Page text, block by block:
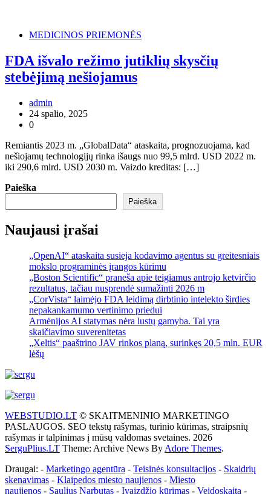
MEDICINOS PRIEMONĖS
FDA išvalo režimo jutiklių skysčių
stebėjimą nešiojamus
admin
24 spalio, 2025
0
Remiantis 2023 m. „GlobalData“ ataskaita, prognozuojama, kad
nešiojamų technologijų rinka išaugs nuo 99,5 mlrd. USD 2022 m.
iki 290,6 mlrd. USD 2030 m. Vaizdo kreditas: […]
Paieška
Paieška
Naujausi įrašai
„OpenAI“ ataskaita susieja kodavimo agentus su greitesniais
mokslo programinės įrangos kūrimu
„Boston Scientific“ praneša apie teigiamus antrojo ketvirčio
rezultatus, tačiau nusprendė sumažinti 2026 m
„CorVista“ laimėjo FDA leidimą dirbtinio intelekto širdies
nepakankamumo vertinimo priedui
Armėnijos AI statymas nėra lustų gamyba. Tai yra
skaičiavimo suverenitetas
„Xeltis“ paaštrino JAV rinkos planą, surinkęs 20,5 mln. EUR
lėšų
WEBSTUDIO.LT © SKAITMENINIO MARKETINGO
PASLAUGOS. SEO tekstų rašymas, turinio kūrimas, straipsnių
rašymas ir talpinimas į mūsų valdomas svetaines. 2026
SerguPlius.LT Theme: Archive News By Adore Themes.
Draugai: - Marketingo agentūra - Teisinės konsultacijos - Skaidrių
skenavimas - Klaipedos miesto naujienos - Miesto
naujienos - Saulius Narbutas - Įvaizdžio kūrimas - Veidoskaita -